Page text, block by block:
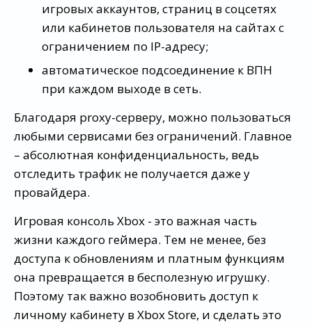
игровых аккаунтов, страниц в соцсетях
или кабинетов пользователя на сайтах с
ограничением по IP-адресу;
автоматическое подсоединение к ВПН
при каждом выходе в сеть.
Благодаря proxy-серверу, можно пользоваться
любыми сервисами без ограничений. Главное
– абсолютная конфиденциальность, ведь
отследить трафик не получается даже у
провайдера.
Игровая консоль Xbox - это важная часть
жизни каждого геймера. Тем не менее, без
доступа к обновлениям и платным функциям
она превращается в бесполезную игрушку.
Поэтому так важно возобновить доступ к
личному кабинету в Xbox Store, и сделать это